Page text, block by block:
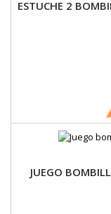
ESTUCHE 2
JUEGO